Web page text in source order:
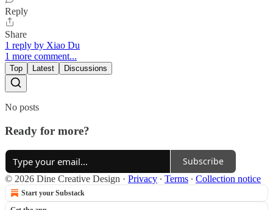
Reply
Share
1 reply by Xiao Du
1 more comment...
Top Latest Discussions
No posts
Ready for more?
Subscribe
© 2026 Dine Creative Design · Privacy ∙ Terms ∙ Collection notice
Start your Substack